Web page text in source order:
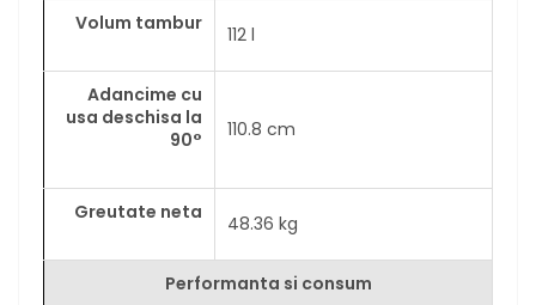
Volum tambur 112 l
Adancime cu
usa deschisa la
90°
110.8 cm
Greutate neta 48.36 kg
Performanta si consum